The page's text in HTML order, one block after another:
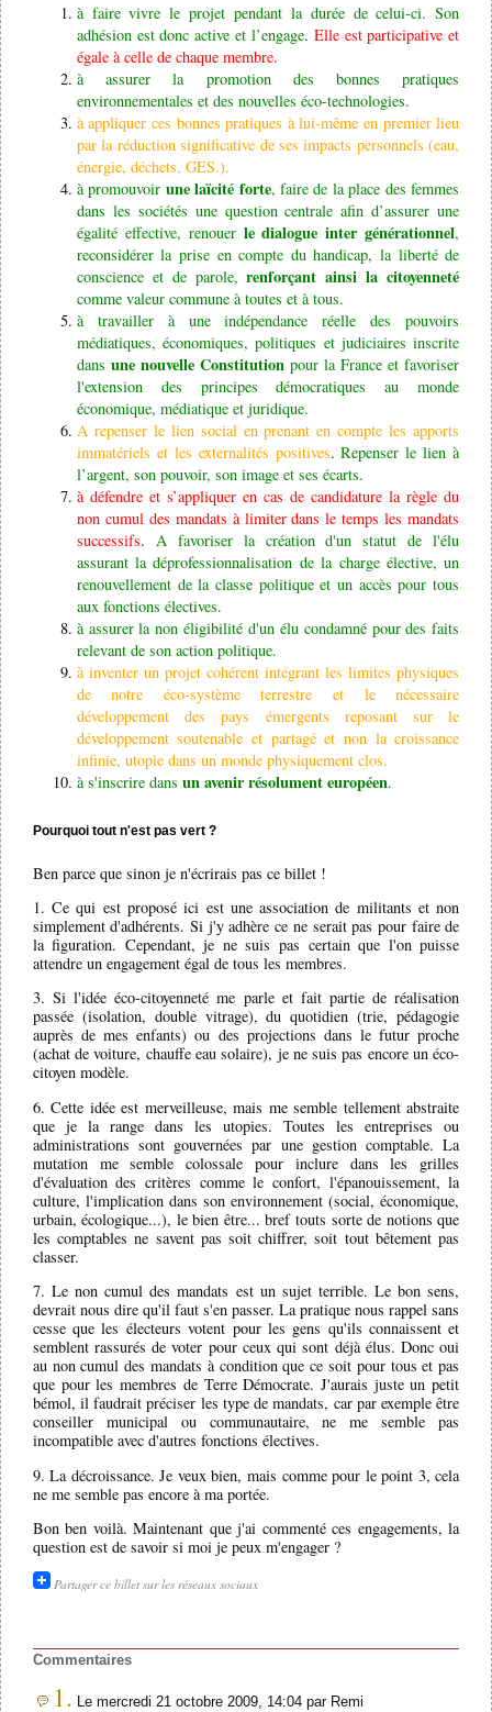
à faire vivre le projet pendant la durée de celui-ci. Son
adhésion est donc active et l’engage. Elle est participative et
égale à celle de chaque membre.
à assurer la promotion des bonnes pratiques
environnementales et des nouvelles éco-technologies.
à appliquer ces bonnes pratiques à lui-même en premier lieu
par la réduction significative de ses impacts personnels (eau,
énergie, déchets, GES.).
à promouvoir une laïcité forte, faire de la place des femmes
dans les sociétés une question centrale afin d’assurer une
égalité effective, renouer le dialogue inter générationnel,
reconsidérer la prise en compte du handicap, la liberté de
conscience et de parole,renforçant ainsi la citoyenneté
comme valeur commune à toutes et à tous.
à travailler à une indépendance réelle des pouvoirs
médiatiques, économiques, politiques et judiciaires inscrite
dans une nouvelle Constitutionpour la France et favoriser
l'extension des principes démocratiques au monde
économique, médiatique et juridique.
A repenser le lien social en prenant en compte les apports
immatériels et les externalités positives.Repenser le lien à
l’argent, son pouvoir, son image et ses écarts.
à défendre et s’appliquer en cas de candidature la règle du
non cumul des mandats à limiter dans le temps les mandats
successifs. A favoriser la création d'un statut de l'élu
assurant la déprofessionnalisation de la charge élective, un
renouvellement de la classe politique et un accès pour tous
aux fonctions électives.
à assurer la non éligibilité d'un élu condamné pour des faits
relevant de son action politique.
à inventer un projet cohérent intégrant les limites physiques
de notre éco-système terrestre et le nécessaire
développement des pays émergents reposant sur le
développement soutenable et partagé et non la croissance
infinie, utopie dans un monde physiquement clos.
à s'inscrire dans un avenir résolument européen.
Pourquoi tout n'est pas vert ?
Ben parce que sinon je n'écrirais pas ce billet !
1. Ce qui est proposé ici est une association de militants et non
simplement d'adhérents. Si j'y adhère ce ne serait pas pour faire de
la figuration. Cependant, je ne suis pas certain que l'on puisse
attendre un engagement égal de tous les membres.
3. Si l'idée éco-citoyenneté me parle et fait partie de réalisation
passée (isolation, double vitrage), du quotidien (trie, pédagogie
auprès de mes enfants) ou des projections dans le futur proche
(achat de voiture, chauffe eau solaire), je ne suis pas encore un éco-
citoyen modèle.
6. Cette idée est merveilleuse, mais me semble tellement abstraite
que je la range dans les utopies. Toutes les entreprises ou
administrations sont gouvernées par une gestion comptable. La
mutation me semble colossale pour inclure dans les grilles
d'évaluation des critères comme le confort, l'épanouissement, la
culture, l'implication dans son environnement (social, économique,
urbain, écologique...), le bien être... bref touts sorte de notions que
les comptables ne savent pas soit chiffrer, soit tout bêtement pas
classer.
7. Le non cumul des mandats est un sujet terrible. Le bon sens,
devrait nous dire qu'il faut s'en passer. La pratique nous rappel sans
cesse que les électeurs votent pour les gens qu'ils connaissent et
semblent rassurés de voter pour ceux qui sont déjà élus. Donc oui
au non cumul des mandats à condition que ce soit pour tous et pas
que pour les membres de Terre Démocrate. J'aurais juste un petit
bémol, il faudrait préciser les type de mandats, car par exemple être
conseiller municipal ou communautaire, ne me semble pas
incompatible avec d'autres fonctions électives.
9. La décroissance. Je veux bien, mais comme pour le point 3, cela
ne me semble pas encore à ma portée.
Bon ben voilà. Maintenant que j'ai commenté ces engagements, la
question est de savoir si moi je peux m'engager ?
Partager ce billet sur les réseaux sociaux
Commentaires
1. Le mercredi 21 octobre 2009, 14:04 par Remi